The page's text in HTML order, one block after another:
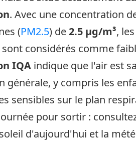
. Avec une concentration
(PM2.5) de2.5 µg/m³,
considérés comme
IQA indique que l'air est
générale, y compris les
sensibles sur le plan
pour sortir :
d'aujourd'hui et la